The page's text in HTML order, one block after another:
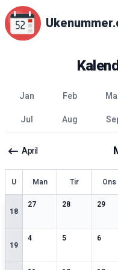
jan feb
jul
aug
April
Uke Man Tir Ons
18
27
3spesielle datoer
28
2spesielle datoer
29
2
19
4
2spesielle datoer
5
2spesielle datoer
6
3